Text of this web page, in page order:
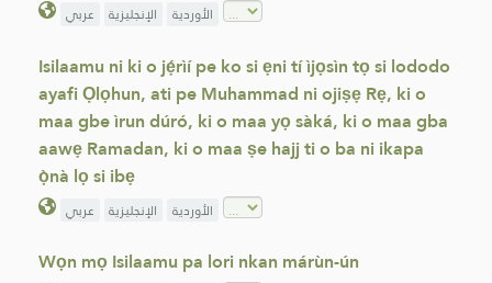
عربي الإنجليزية الأوردية
Isilaamu ni ki o jẹ́rìí pe ko si ẹni tí ìjọsìn tọ si lododo
ayafi Ọlọhun, ati pe Muhammad ni ojiṣẹ Rẹ, ki o
maa gbe ìrun dúró, ki o maa yọ sàká, ki o maa gba
aawẹ Ramadan, ki o maa ṣe hajj ti o ba ni ikapa
ọ̀nà lọ si ibẹ
عربي الإنجليزية الأوردية
Wọn mọ Isilaamu pa lori nkan márùn-ún